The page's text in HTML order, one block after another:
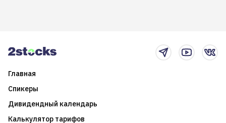
Главная
Спикеры
Дивидендный календарь
Калькулятор тарифов